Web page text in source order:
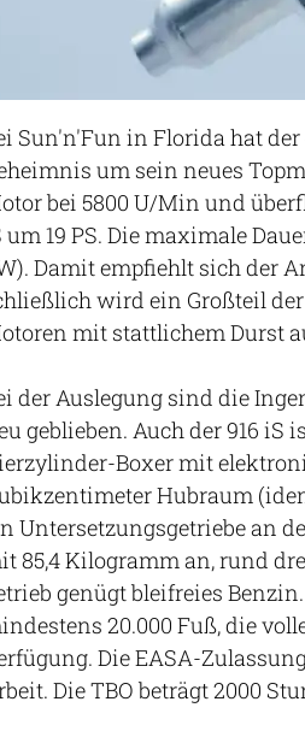
Sun'n'Fun in Florida hat
um sein neues
bei 5800 U/Min und
um 19 PS. Die maximale
Damit empfiehlt sich der
wird ein Großteil
mit stattlichem Durst
der Auslegung sind die
geblieben. Auch der 916
Boxer mit
Hubraum
Untersetzungsgetriebe an
85,4 Kilogramm an, rund
genügt bleifreies
20.000 Fuß, die
Die EASA-
Die TBO beträgt 2000